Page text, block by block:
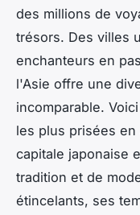
des millions de
trésors. Des villes
enchanteurs en
l'Asie offre une
incomparable.
les plus prisées en
capitale japonaise
tradition et de
étincelants, ses